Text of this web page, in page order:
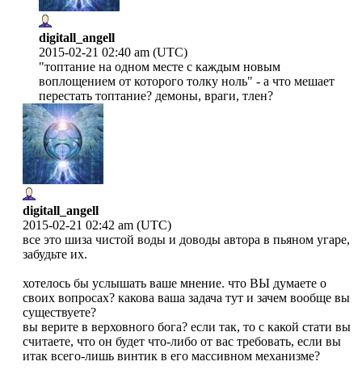
digitall_angell
2015-02-21 02:40 am (UTC)
"топтание на одном месте с каждым новым
воплощением от которого толку ноль" - а что мешает
перестать топтание? демоны, враги, тлен?
digitall_angell
2015-02-21 02:42 am (UTC)
все это шиза чистой воды и доводы автора в пьяном угаре,
забудьте их.
хотелось бы услышать ваше мнение. что ВЫ думаете о
своих вопросах? какова ваша задача тут и зачем вообще вы
существуете?
вы верите в верховного бога? если так, то с какой стати вы
считаете, что он будет что-либо от вас требовать, если вы
итак всего-лишь винтик в его массивном механизме?